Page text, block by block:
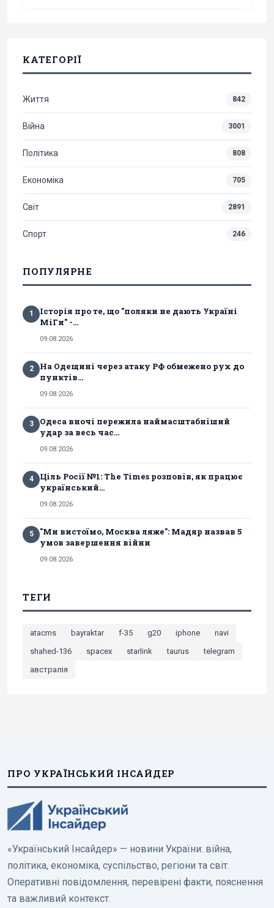
КАТЕГОРІЇ
Життя 842
Війна 3001
Політика 808
Економіка 705
Світ 2891
Спорт 246
ПОПУЛЯРНЕ
1
Історія про те, що "поляки не дають Україні
МіГи" -...
09.08.2026
2
На Одещині через атаку РФ обмежено рух до
пунктів...
09.08.2026
3
Одеса вночі пережила наймасштабніший
удар за весь час...
09.08.2026
4
Ціль Росії №1: The Times розповів, як працює
український...
09.08.2026
5
"Ми вистоїмо, Москва ляже": Мадяр назвав 5
умов завершення війни
09.08.2026
ТЕГИ
atacms bayraktar f-35 g20 iphone
navi
shahed-136
spacex starlink taurus
telegram
австралія
ПРО УКРАЇНСЬКИЙ ІНСАЙДЕР
«Український Інсайдер» — новини України: війна,
політика, економіка, суспільство, регіони та світ.
Оперативні повідомлення, перевірені факти, пояснення
та важливий контекст.